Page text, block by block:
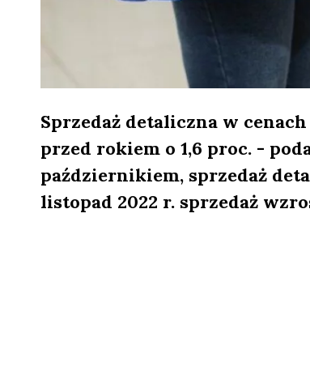
Sprzedaż detaliczna w
przed rokiem o 1,6 proc. -
październikiem, sprzedaż
listopad 2022 r. sprzedaż